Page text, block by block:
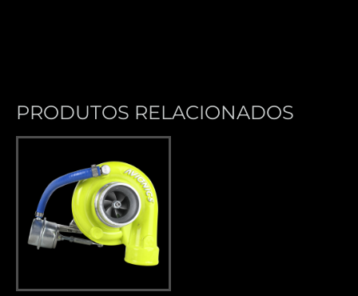
PRODUTOS RELACIONADOS